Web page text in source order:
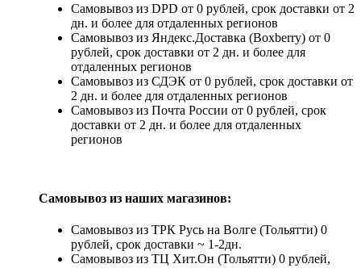
Самовывоз из DPD от 0 рублей, срок доставки от 2
дн. и более для отдаленных регионов
Самовывоз из Яндекс.Доставка (Boxberry) от 0
рублей, срок доставки от 2 дн. и более для
отдаленных регионов
Самовывоз из СДЭК от 0 рублей, срок доставки от
2 дн. и более для отдаленных регионов
Самовывоз из Почта России от 0 рублей, срок
доставки от 2 дн. и более для отдаленных
регионов
Самовывоз из наших магазинов:
Самовывоз из ТРК Русь на Волге (Тольятти) 0
рублей, срок доставки ~ 1-2дн.
Самовывоз из ТЦ Хит.Он (Тольятти) 0 рублей,